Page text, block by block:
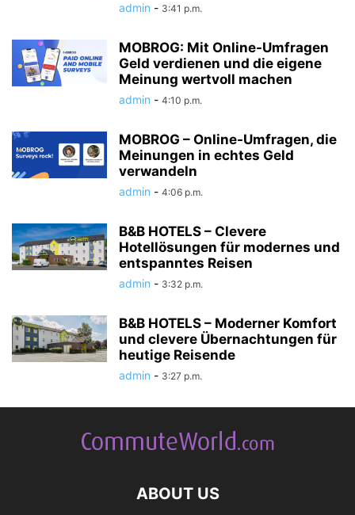
admin - 3:41 p.m.
MOBROG: Mit Online-Umfragen
Geld verdienen und die eigene
Meinung wertvoll machen
admin - 4:10 p.m.
MOBROG – Online-Umfragen, die
Meinungen in echtes Geld
verwandeln
admin - 4:06 p.m.
B&B HOTELS – Clevere
Hotellösungen für modernes und
entspanntes Reisen
admin - 3:32 p.m.
B&B HOTELS – Moderner Komfort
und clevere Übernachtungen für
heutige Reisende
admin - 3:27 p.m.
ABOUT US